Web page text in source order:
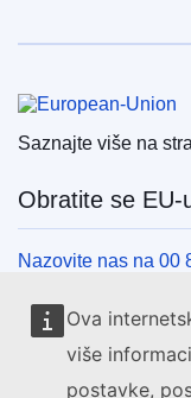
Ova
više
postavke,
Saznajte više na
Obratite se EU-
Nazovite nas na 00
Uspostavite
Pišite nam služeći
Upoznajte nas u